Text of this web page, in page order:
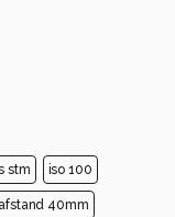
stm iso 100
40mm